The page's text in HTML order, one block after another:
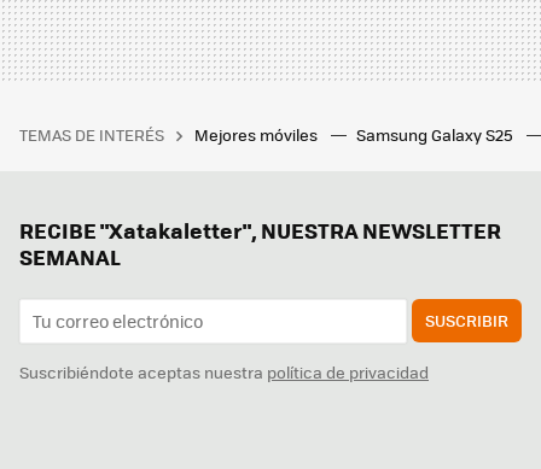
TEMAS DE INTERÉS Mejores móviles Samsung Galaxy S25
RECIBE "Xatakaletter", NUESTRA NEWSLETTER
SEMANAL
SUSCRIBIR
Suscribiéndote aceptas nuestra política de privacidad